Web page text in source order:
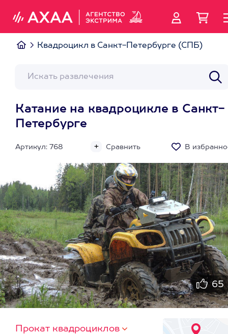
Квадроцикл в Санкт-Петербурге (СПБ)
Катание на квадроцикле в Санкт-
Петербурге
Артикул: 768 Сравнить В
65
Прокат квадроциклов